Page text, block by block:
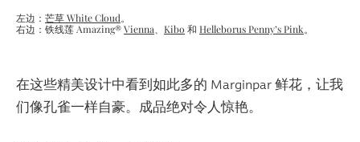
左边： 芒草 White Cloud。
右边：铁线莲 Amazing®Vienna、 Kibo 和 Helleborus Penny’s Pink。
在这些精美设计中看到如此多的 Marginpar 鲜花，让我
们像孔雀一样自豪。成品绝对令人惊艳。